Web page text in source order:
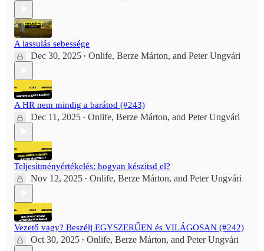
A lassulás sebessége
Dec 30, 2025 • Onlife, Berze Márton, and Peter Ungvári
A HR nem mindig a barátod (#243)
Dec 11, 2025 • Onlife, Berze Márton, and Peter Ungvári
Teljesítményértékelés: hogyan készítsd el?
Nov 12, 2025 • Onlife, Berze Márton, and Peter Ungvári
Vezető vagy? Beszélj EGYSZERŰEN és VILÁGOSAN (#242)
Oct 30, 2025 • Onlife, Berze Márton, and Peter Ungvári